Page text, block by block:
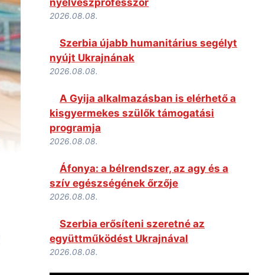
2026.08.08.
Szerbia újabb humanitárius segélyt
nyújt Ukrajnának
2026.08.08.
A Gyija alkalmazásban is elérhető a
kisgyermekes szülők támogatási
programja
2026.08.08.
Áfonya: a bélrendszer, az agy és a
szív egészségének őrzője
2026.08.08.
Szerbia erősíteni szeretné az
együttműködést Ukrajnával
2026.08.08.